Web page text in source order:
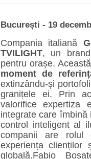
București - 19
Compania italiană
TVILIGHT, un
pentru orașe.
moment de
extinzându-și
granițele ei. Prin
valorifice expertiza
integrate care îmbină
control inteligent al
companii are
experiența clienților
globală.Fabio